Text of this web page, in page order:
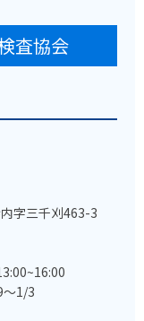
査協会
字三千刈463-3
～1/3